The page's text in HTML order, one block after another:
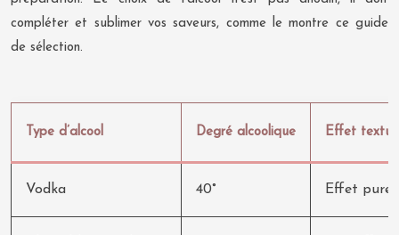
compléter et sublimer vos saveurs, comme le montre ce guide
de sélection.
Type d’alcool Degré alcoolique Effet
Vodka 40° Effet